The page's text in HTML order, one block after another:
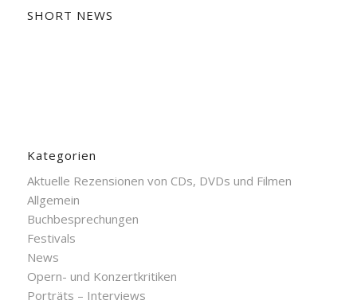
SHORT NEWS
Kategorien
Aktuelle Rezensionen von CDs, DVDs und Filmen
Allgemein
Buchbesprechungen
Festivals
News
Opern- und Konzertkritiken
Porträts – Interviews